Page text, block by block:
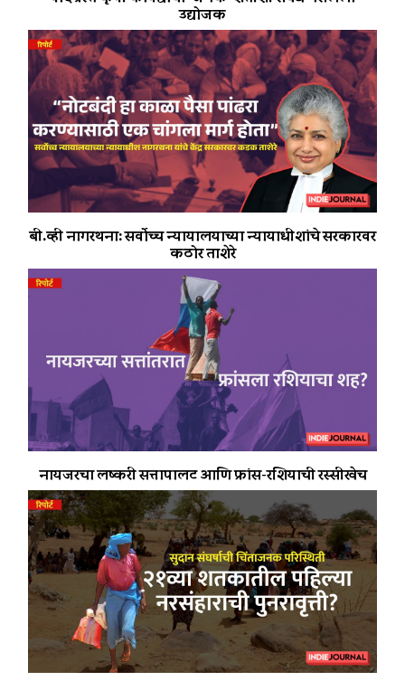
उद्योजक
बी.व्ही नागरथना: सर्वोच्च न्यायालयाच्या न्यायाधीशांचे सरकारवर
कठोर ताशेरे
नायजरचा लष्करी सत्तापालट आणि फ्रांस-रशियाची रस्सीखेच